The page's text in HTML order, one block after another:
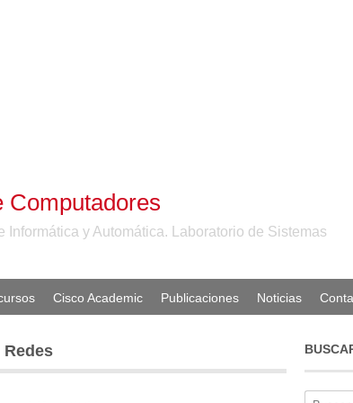
Computadores
Informática y Automática. Laboratorio de Sistemas
Cisco Academic Publicaciones Noticias